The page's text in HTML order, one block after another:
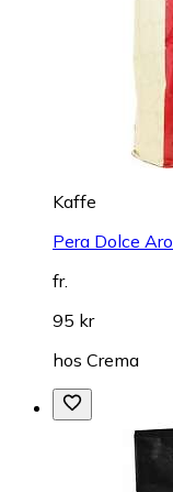
Kaffe
Pera Dolce
fr.
95 kr
hos Crema